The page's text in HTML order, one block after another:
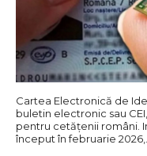
Cartea Electronică de
buletin electronic sau
pentru cetățenii români.
început în februarie 2026,…